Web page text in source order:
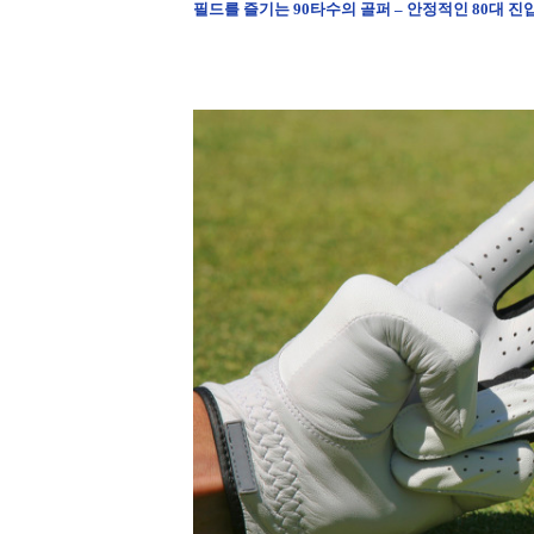
필드를 즐기는 90타수의 골퍼 – 안정적인 80대 진